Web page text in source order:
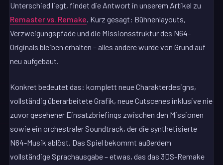
Unterschied liegt, findet die Antwort in unserem Artikel zu
Remaster vs. Remake. Kurz gesagt: Bühnenlayouts,
Verzweigungspfade und die Missionsstruktur des N64-
Originals bleiben erhalten – alles andere wurde von Grund auf
neu aufgebaut.
Konkret bedeutet das: komplett neue Charakterdesigns,
vollständig überarbeitete Grafik, neue Cutscenes inklusive nie
zuvor gesehener Einsatzbriefings zwischen den Missionen
sowie ein orchestraler Soundtrack, der die synthetisierte
N64-Musik ablöst. Das Spiel bekommt außerdem
vollständige Sprachausgabe – etwas, das das 3DS-Remake